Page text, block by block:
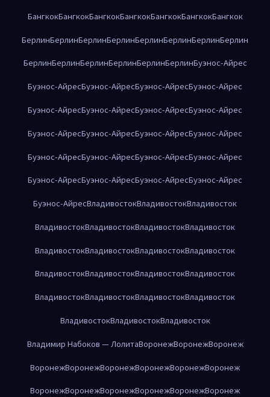
БангкокБангкокБангкокБангкокБангкокБангкокБангкок
БерлинБерлинБерлинБерлинБерлинБерлинБерлинБерлин
БерлинБерлинБерлинБерлинБерлинБерлинБуэнос-Айрес
Буэнос-АйресБуэнос-АйресБуэнос-АйресБуэнос-Айрес
Буэнос-АйресБуэнос-АйресБуэнос-АйресБуэнос-Айрес
Буэнос-АйресБуэнос-АйресБуэнос-АйресБуэнос-Айрес
Буэнос-АйресБуэнос-АйресБуэнос-АйресБуэнос-Айрес
Буэнос-АйресБуэнос-АйресБуэнос-АйресБуэнос-Айрес
Буэнос-АйресВладивостокВладивостокВладивосток
ВладивостокВладивостокВладивостокВладивосток
ВладивостокВладивостокВладивостокВладивосток
ВладивостокВладивостокВладивостокВладивосток
ВладивостокВладивостокВладивостокВладивосток
ВладивостокВладивостокВладивосток
Владимир Набоков — ЛолитаВоронежВоронежВоронеж
ВоронежВоронежВоронежВоронежВоронежВоронеж
ВоронежВоронежВоронежВоронежВоронежВоронеж